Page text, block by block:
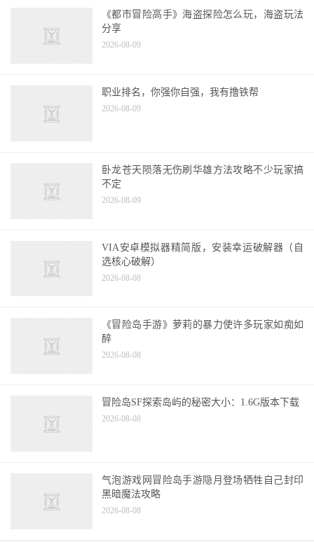
《都市冒险高手》海盗探险怎么玩，海盗玩法
分享
2026-08-09
职业排名，你强你自强，我有撸铁帮
2026-08-09
卧龙苍天陨落无伤刷华雄方法攻略不少玩家搞
不定
2026-08-09
VIA安卓模拟器精简版，安装幸运破解器（自
选核心破解）
2026-08-08
《冒险岛手游》萝莉的暴力使许多玩家如痴如
醉
2026-08-08
冒险岛SF探索岛屿的秘密大小：1.6G版本下载
2026-08-08
气泡游戏网冒险岛手游隐月登场牺牲自己封印
黑暗魔法攻略
2026-08-08